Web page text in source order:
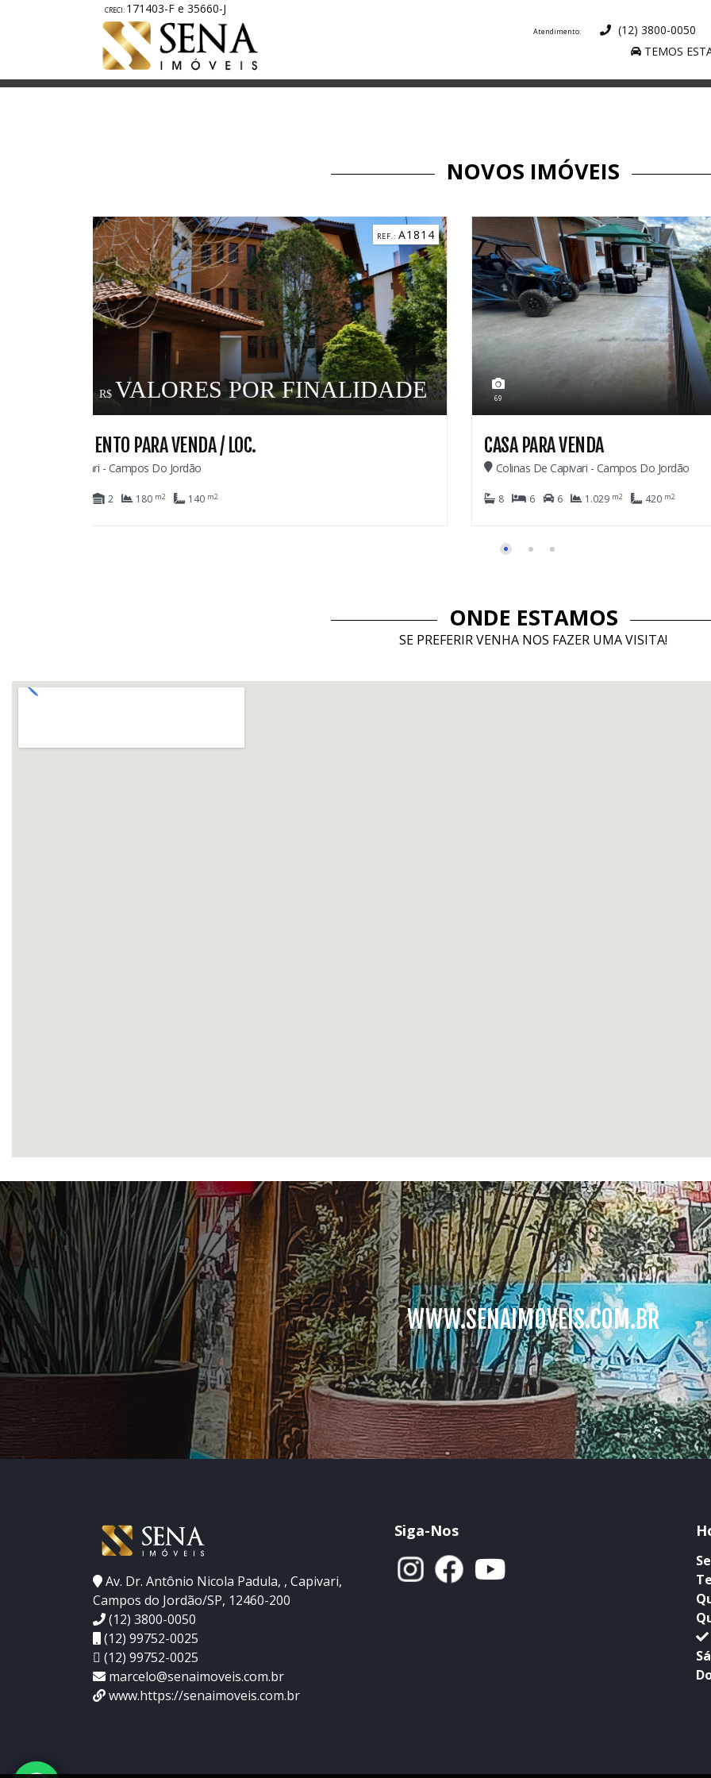
171403-F e 35660-J
(12) 3800-0050
TEMOS
NOVOS IMÓVEIS
C3184
2.600.000,00
69
CASA PARA VENDA
Colinas De Capivari - Campos Do Jordão
8 6 6 1.029
CASA EM CONDOMÍNIO
Imbiry - Campos Do Jordão
3 4 2 911
ONDE ESTAMOS
SE PREFERIR VENHA NOS FAZER UMA VISITA!
WWW.SENAIMOVEIS.COM.BR
Av. Dr. Antônio Nicola Padula, , Capivari,
Campos do Jordão/SP, 12460-200
(12) 3800-0050
(12) 99752-0025
(12) 99752-0025
marcelo@senaimoveis.com.br
www.https://senaimoveis.com.br
Siga-Nos